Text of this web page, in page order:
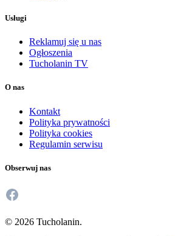
Usługi
Reklamuj się u nas
Ogłoszenia
Tucholanin TV
O nas
Kontakt
Polityka prywatności
Polityka cookies
Regulamin serwisu
Obserwuj nas
Facebook
© 2026 Tucholanin.